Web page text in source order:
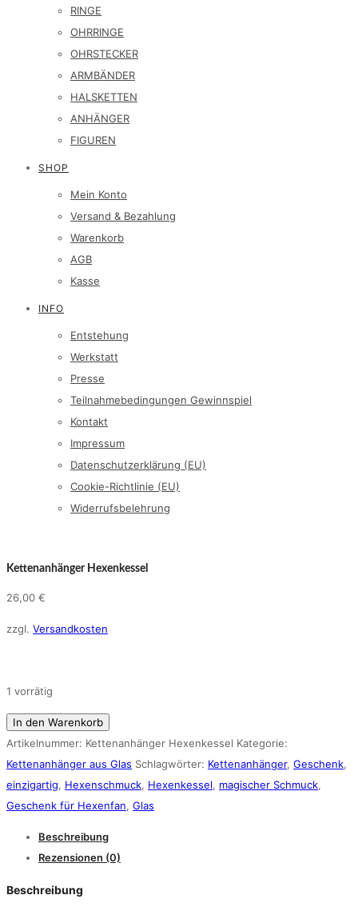
RINGE
OHRRINGE
OHRSTECKER
ARMBÄNDER
HALSKETTEN
ANHÄNGER
FIGUREN
SHOP
Mein Konto
Versand & Bezahlung
Warenkorb
AGB
Kasse
INFO
Entstehung
Werkstatt
Presse
Teilnahmebedingungen Gewinnspiel
Kontakt
Impressum
Datenschutzerklärung (EU)
Cookie-Richtlinie (EU)
Widerrufsbelehrung
Kettenanhänger Hexenkessel
26,00 €
zzgl. Versandkosten
1 vorrätig
Kettenanhänger
Hexenkessel
Menge
In den Warenkorb
Artikelnummer: Kettenanhänger Hexenkessel Kategorie:
Kettenanhänger aus Glas Schlagwörter: Kettenanhänger, Geschenk,
einzigartig, Hexenschmuck, Hexenkessel, magischer Schmuck,
Geschenk für Hexenfan, Glas
Beschreibung
Rezensionen (0)
Beschreibung